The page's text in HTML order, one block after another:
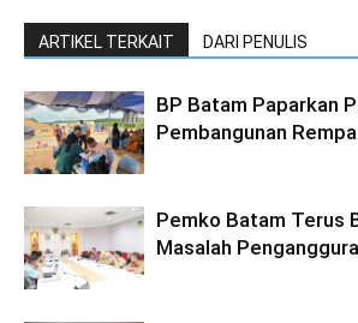
ARTIKEL TERKAIT DARI PENULIS
BP Batam Paparkan
Pembangunan
Pemko Batam Terus
Masalah